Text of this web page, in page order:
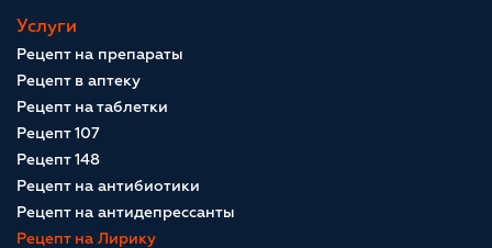
Услуги
Рецепт на препараты
Рецепт в аптеку
Рецепт на таблетки
Рецепт 107
Рецепт 148
Рецепт на антибиотики
Рецепт на антидепрессанты
Рецепт на Лирику